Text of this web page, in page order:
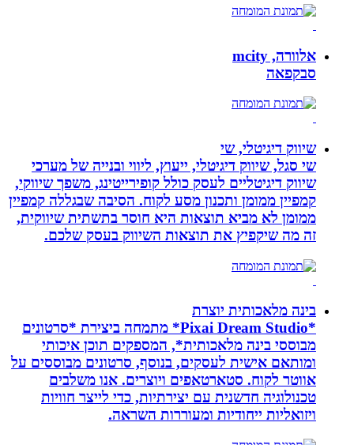
אלוורה, mcity
סבקפאה
שיווק דיגיטלי, שי
שי סגל, שיווק דיגיטלי, ייעוץ, ליווי ובנייה של מערכי
שיווק דיגיטליים לעסק כולל קופירייטינג, משפך שיווקי,
קמפיין ממומן ותכנון מסע לקוח. הסיבה שבגללה קמפיין
ממומן לא מביא תוצאות היא חוסר בתשתית שיווקית,
זה מה שיקפיץ את תוצאות השיווק בעסק שלכם.
בינה מלאכותית יוצרת
*Pixai Dream Studio* מתמחה ביצירת *סרטונים
מבוססי בינה מלאכותית*, המספקים תוכן איכותי
ומותאם אישית לעסקים, בנוסף, סרטונים מבוססים על
אווטר לקוח. סטארטאפים ויוצרים. אנו משלבים
טכנולוגיה חדשנית עם יצירתיות, כדי לייצר חוויות
ויזואליות ייחודיות ומעוררות השראה.